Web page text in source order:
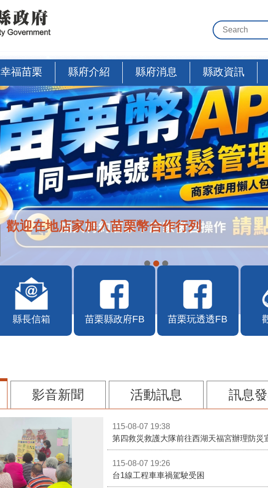
幸福苗栗 縣府介紹 縣府消息 縣政資訊
歡迎在地店家加入苗栗幣合作行列
縣長信箱 苗栗縣政府FB 苗栗玩透透FB
影音新聞 活動訊息 訊息
115-08-07 19:38
第四救災救護大隊前往西湖天福宮辦理防災
115-08-07 19:26
台1線工程車車禍駕駛受困